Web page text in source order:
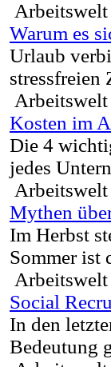
Arbeitswelt
Warum es
Urlaub
stressfreien
Arbeitswelt
Kosten im
Die 4
jedes
Arbeitswelt
Mythen
Im Herbst
Sommer ist
Arbeitswelt
Social
In den
Bedeutung